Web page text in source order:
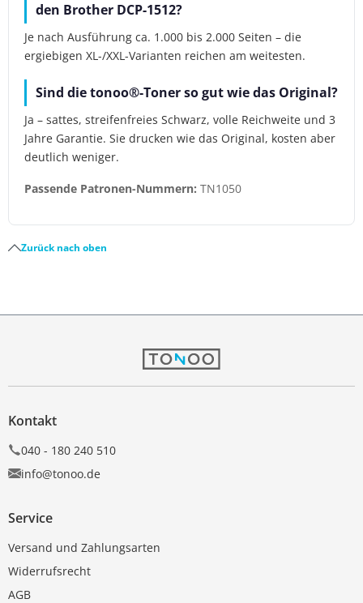
den Brother DCP-1512?
Je nach Ausführung ca. 1.000 bis 2.000 Seiten – die
ergiebigen XL-/XXL-Varianten reichen am weitesten.
Sind die tonoo®-Toner so gut wie das Original?
Ja – sattes, streifenfreies Schwarz, volle Reichweite und 3
Jahre Garantie. Sie drucken wie das Original, kosten aber
deutlich weniger.
Passende Patronen-Nummern: TN1050
Zurück nach oben
Kontakt
040 - 180 240 510
info@tonoo.de
Service
Versand und Zahlungsarten
Widerrufsrecht
AGB